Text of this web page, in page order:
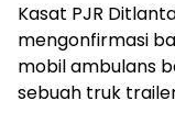
​Kasat PJR
mengonfirmasi
mobil ambulans
sebuah truk